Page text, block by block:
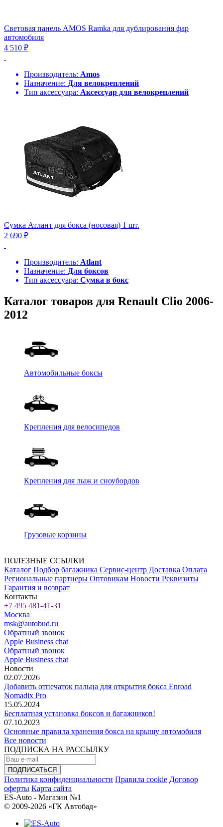
Световая панель AMOS Ramka для дублирования фар
автомобиля
4 510 ₽
Производитель: Amos
Назначение: Для велокреплений
Тип аксессуара: Аксессуар для велокреплений
Сумка Атлант для бокса (носовая) 1 шт.
2 690 ₽
Производитель: Atlant
Назначение: Для боксов
Тип аксессуара: Сумка в бокс
Каталог товаров для Renault Clio 2006-
2012
Автомобильные боксы
Крепления для велосипедов
Крепления для лыж и сноубордов
Грузовые корзины
ПОЛЕЗНЫЕ ССЫЛКИ
Каталог Подбор багажника Сервис-центр Доставка Оплата
Региональные партнеры Оптовикам Новости Реквизиты
Гарантия и возврат
Контакты
+7 495 481-41-31
Москва
msk@autobud.ru
Обратный звонок
Apple Business chat
Обратный звонок
Apple Business chat
Новости
02.07.2026
Добавить отпечаток пальца для открытия бокса Enroad
Nomadix Pro
15.05.2024
Бесплатная установка боксов и багажников!
07.10.2023
Основные правила хранения бокса на крышу автомобиля
Все новости
ПОДПИСКА НА РАССЫЛКУ
Политика конфиденциальности Правила cookie Договор
оферты Карта сайта
ES-Auto - Магазин №1
© 2009-2026 «ГК Автобад»